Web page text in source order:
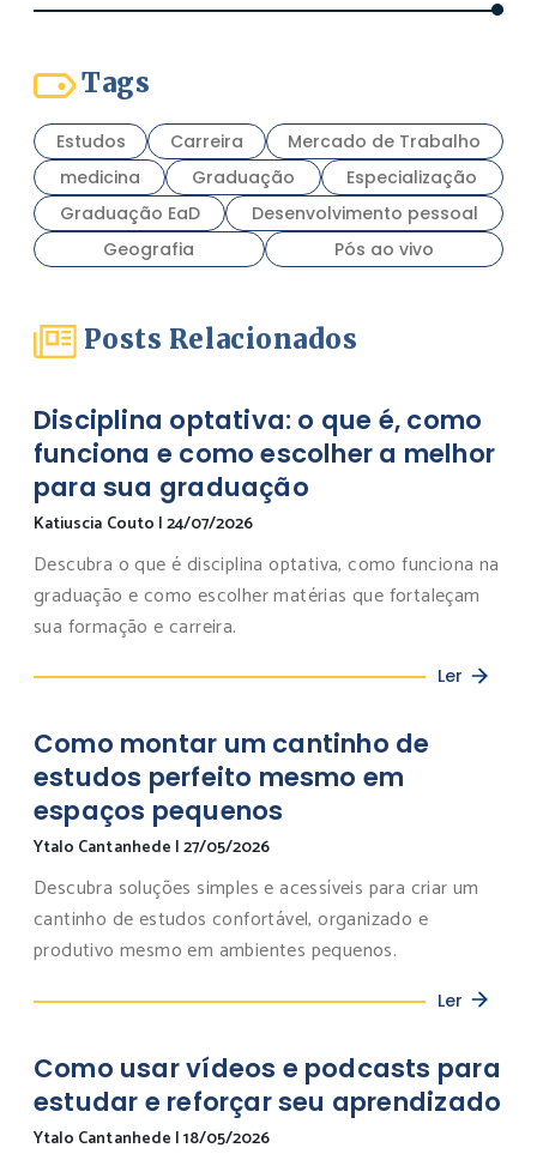
Tags
Estudos Carreira
Mercado de Trabalho
medicina
Graduação
Especialização
Graduação EaD
Desenvolvimento pessoal
Geografia
Pós ao vivo
Posts Relacionados
Disciplina optativa: o que é, como
funciona e como escolher a melhor
para sua graduação
Katiuscia Couto |24/07/2026
Descubra o que é disciplina optativa, como funciona na
graduação e como escolher matérias que fortaleçam
sua formação e carreira.
Ler
Como montar um cantinho de
estudos perfeito mesmo em
espaços pequenos
Ytalo Cantanhede |27/05/2026
Descubra soluções simples e acessíveis para criar um
cantinho de estudos confortável, organizado e
produtivo mesmo em ambientes pequenos.
Ler
Como usar vídeos e podcasts para
estudar e reforçar seu aprendizado
Ytalo Cantanhede |18/05/2026